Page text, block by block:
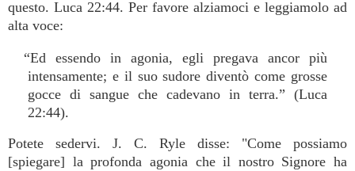
questo. Luca 22:44. Per favore alziamoci e leggiamolo ad
alta voce:
“Ed essendo in agonia, egli pregava ancor più
intensamente; e il suo sudore diventò come grosse
gocce di sangue che cadevano in terra.” (Luca
22:44).
Potete sedervi. J. C. Ryle disse: "Come possiamo
[spiegare] la profonda agonia che il nostro Signore ha